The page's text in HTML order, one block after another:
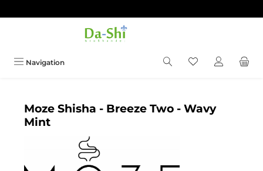
Navigation Du hast 0
Moze Shisha - Breeze Two - Wavy
Mint